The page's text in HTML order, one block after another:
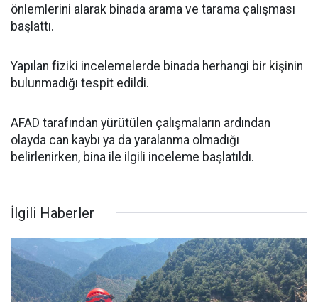
önlemlerini alarak binada arama ve tarama çalışması
başlattı.
Yapılan fiziki incelemelerde binada herhangi bir kişinin
bulunmadığı tespit edildi.
AFAD tarafından yürütülen çalışmaların ardından
olayda can kaybı ya da yaralanma olmadığı
belirlenirken, bina ile ilgili inceleme başlatıldı.
İlgili Haberler